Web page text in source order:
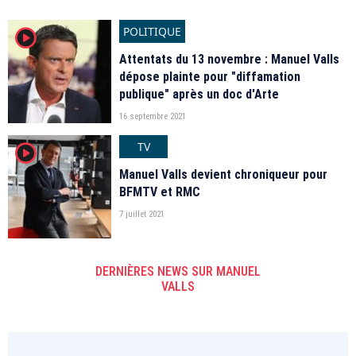
player2
POLITIQUE
Attentats du 13 novembre : Manuel Valls
dépose plainte pour "diffamation
publique" après un doc d'Arte
16 septembre 2021
player2
TV
Manuel Valls devient chroniqueur pour
BFMTV et RMC
7 juillet 2021
DERNIÈRES NEWS SUR MANUEL
VALLS